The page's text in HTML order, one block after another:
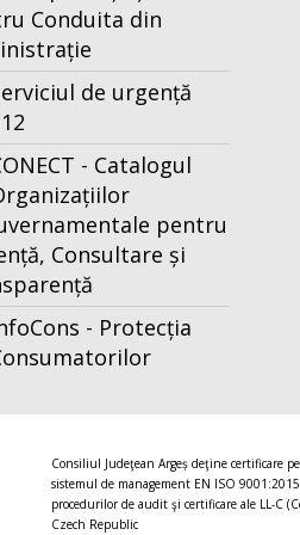
Conduita din
de urgență
- Catalogul
pentru
Consultare și
- Protecția
Consiliul Judeţean Argeș deţine certificare
sistemul de management EN ISO
procedurilor de audit şi certificare ale LL-C
Czech Republic